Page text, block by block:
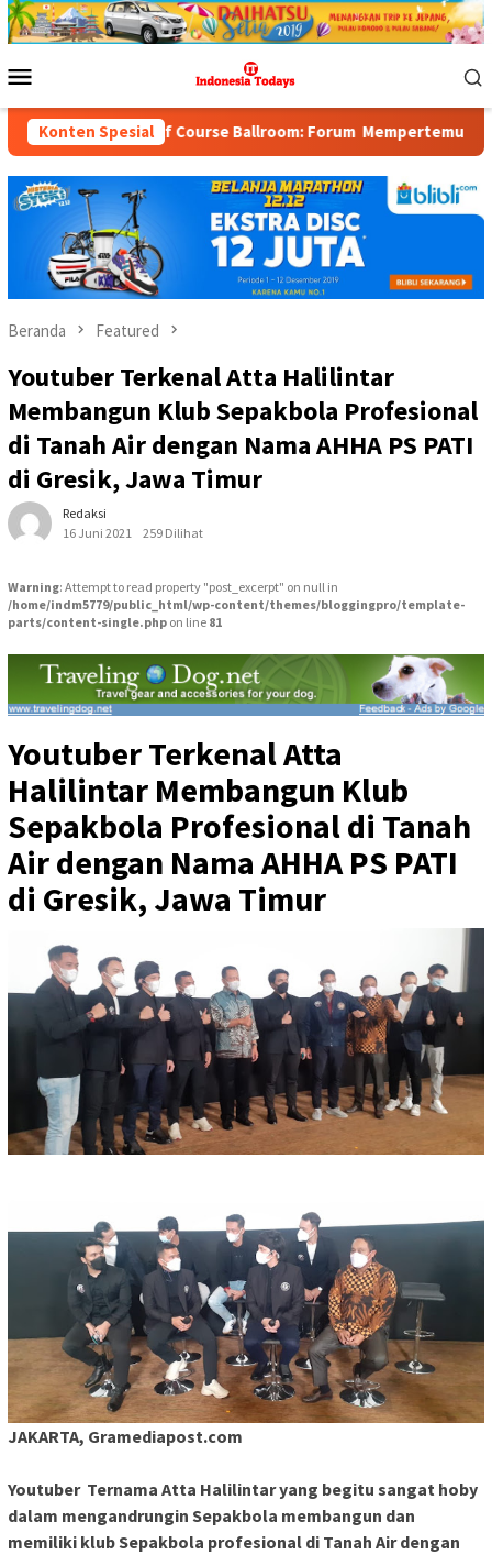
Loncat
ke
Mobile
Konten Spesial
Ballroom: Forum Mempertemukan Pemerintah,
Beranda Featured
Youtuber Terkenal Atta Halilintar
Membangun Klub Sepakbola Profesional
di Tanah Air dengan Nama AHHA PS PATI
di Gresik, Jawa Timur
Redaksi
16 Juni 2021
259 Dilihat
Warning: Attempt to read property "post_excerpt" on null in
/home/indm5779/public_html/wp-content/themes/bloggingpro/template-
parts/content-single.php on line 81
Youtuber Terkenal Atta
Halilintar Membangun Klub
Sepakbola Profesional di Tanah
Air dengan Nama AHHA PS PATI
di Gresik, Jawa Timur
JAKARTA, Gramediapost.com
Youtuber Ternama Atta Halilintar yang begitu sangat hoby
dalam mengandrungin Sepakbola membangun dan
memiliki klub Sepakbola profesional di Tanah Air dengan